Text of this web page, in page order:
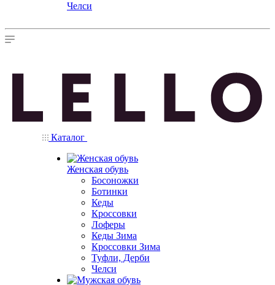
Челси
Каталог
Женская обувь
Босоножки
Ботинки
Кеды
Кроссовки
Лоферы
Кеды Зима
Кроссовки Зима
Туфли, Дерби
Челси